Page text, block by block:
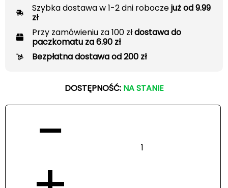
Szybka dostawa w 1-2 dni roboczejuż od 9.99
zł
Przy zamówieniu za 100 złdostawa do
paczkomatu za 6.90 zł
Bezpłatna dostawa od 200 zł
DOSTĘPNOŚĆ: NA STANIE
−